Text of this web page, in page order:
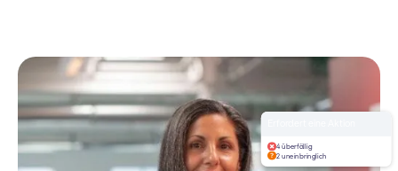
4 überfällig
2 uneinbringlich